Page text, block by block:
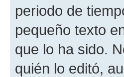
periodo de
pequeño texto
que lo ha sido.
quién lo editó,